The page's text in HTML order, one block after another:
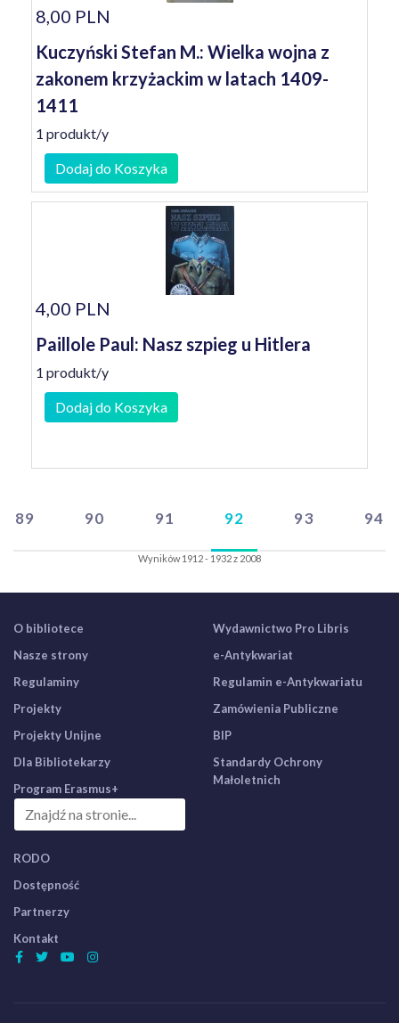
8,00 PLN
Kuczyński Stefan M.: Wielka wojna z
zakonem krzyżackim w latach 1409-
1411
1 produkt/y
Dodaj do Koszyka
4,00 PLN
Paillole Paul: Nasz szpieg u Hitlera
1 produkt/y
Dodaj do Koszyka
89 90 91 92 93 94
Wyników 1912 - 1932 z 2008
O bibliotece
Nasze strony
Regulaminy
Projekty
Projekty Unijne
Dla Bibliotekarzy
Program Erasmus+
Wydawnictwo Pro Libris
e-Antykwariat
Regulamin e-Antykwariatu
Zamówienia Publiczne
BIP
Standardy Ochrony
Małoletnich
RODO
Dostępność
Partnerzy
Kontakt